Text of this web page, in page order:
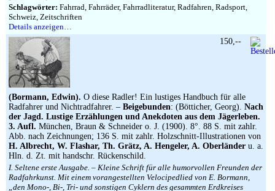
Schlagwörter: Fahrrad, Fahrräder, Fahrradliteratur, Radfahren, Radsport,
Schweiz, Zeitschriften
Details anzeigen…
(Bormann, Edwin). O diese Radler! Ein lustiges Handbuch für alle
Radfahrer und Nichtradfahrer. – Beigebunden: (Bötticher, Georg). Nach
der Jagd. Lustige Erzählungen und Anekdoten aus dem Jägerleben.
3. Aufl. München, Braun & Schneider o. J. (1900). 8°. 88 S. mit zahlr.
Abb. nach Zeichnungen; 136 S. mit zahlr. Holzschnitt-Illustrationen von
H. Albrecht, W. Flashar, Th. Grätz, A. Hengeler, A. Oberländer u. a.
Hln. d. Zt. mit handschr. Rückenschild.
I. Seltene erste Ausgabe. – Kleine Schrift für alle humorvollen Freunden der
Radfahrkunst. Mit einem vorangestellten Velocipedlied von E. Bormann,
„den Mono-, Bi-, Tri- und sonstigen Cyklern des gesammten Erdkreises
150,--